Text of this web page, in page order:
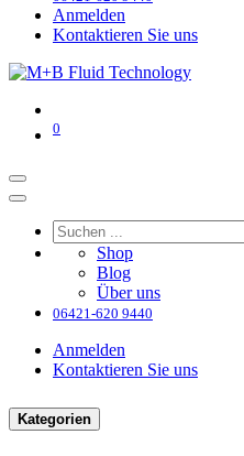
Anmelden
Kontaktieren Sie uns
0
Shop
Blog
Über uns
06421-620 9440
Anmelden
Kontaktieren Sie uns
Kategorien